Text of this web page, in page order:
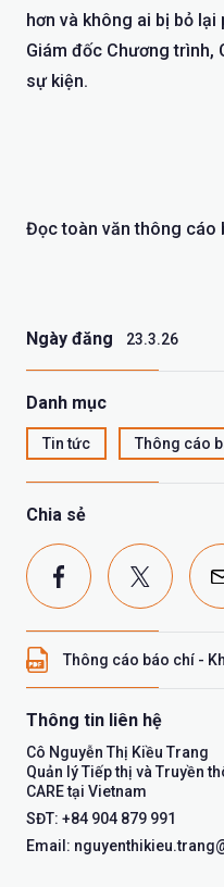
hơn và không ai bị bỏ lại
Giám đốc Chương trình,
sự kiện.
Đọc toàn văn thông cáo
Ngày đăng 23.3.26
Danh mục
Tin tức Thông cáo
Chia sẻ
Thông cáo báo chí -
Thông tin liên hệ
Cô Nguyễn Thị Kiều Trang
Quản lý Tiếp thị và Truyền
CARE tại Vietnam
SĐT: +84 904 879 991
Email: